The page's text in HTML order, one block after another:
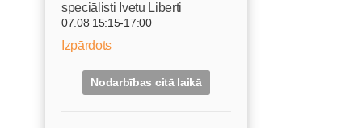
speciālisti Ivetu Liberti
07.08 15:15-17:00
Izpārdots
Nodarbības citā laikā